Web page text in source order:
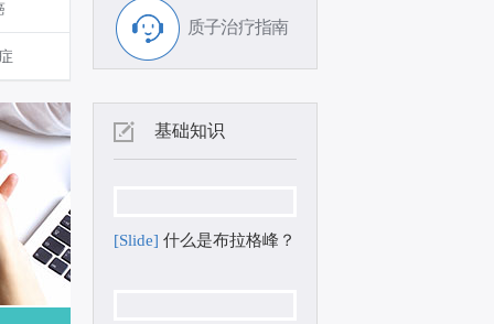
质子治疗指南
基础知识
[Slide] 什么是布拉格峰？